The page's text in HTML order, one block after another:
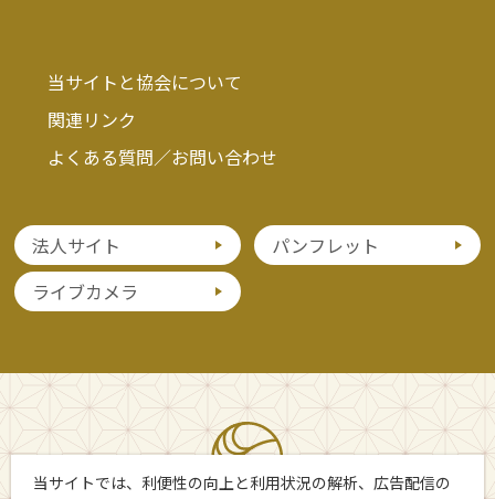
当サイトと協会について
関連リンク
よくある質問／お問い合わせ
法人サイト
パンフレット
ライブカメラ
当サイトでは、利便性の向上と利用状況の解析、広告配信の